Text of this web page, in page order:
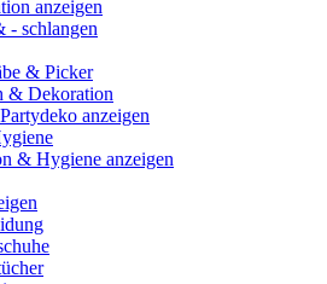
anzeigen
- schlangen
& Picker
& Dekoration
anzeigen
& Hygiene anzeigen